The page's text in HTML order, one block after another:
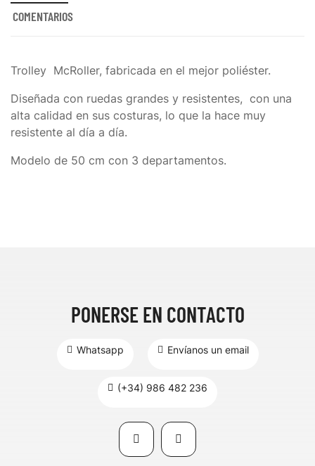
COMENTARIOS
Trolley McRoller, fabricada en el mejor poliéster.
Diseñada con ruedas grandes y resistentes, con una
alta calidad en sus costuras, lo que la hace muy
resistente al día a día.
Modelo de 50 cm con 3 departamentos.
PONERSE EN CONTACTO
Whatsapp Envíanos un email
(+34) 986 482 236